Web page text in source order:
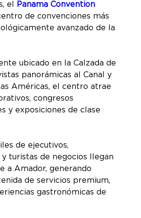
el
Panama Convention
de convenciones más
avanzado de la
ubicado en la Calzada de
panorámicas al Canal y
Américas, el centro atrae
congresos
y exposiciones de clase
de ejecutivos,
turistas de negocios llegan
a Amador, generando
de servicios premium,
gastronómicas de